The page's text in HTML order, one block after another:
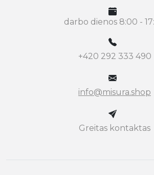
darbo dienos 8:00 -
+420 292 333 490
info@misura.shop
Greitas kontaktas